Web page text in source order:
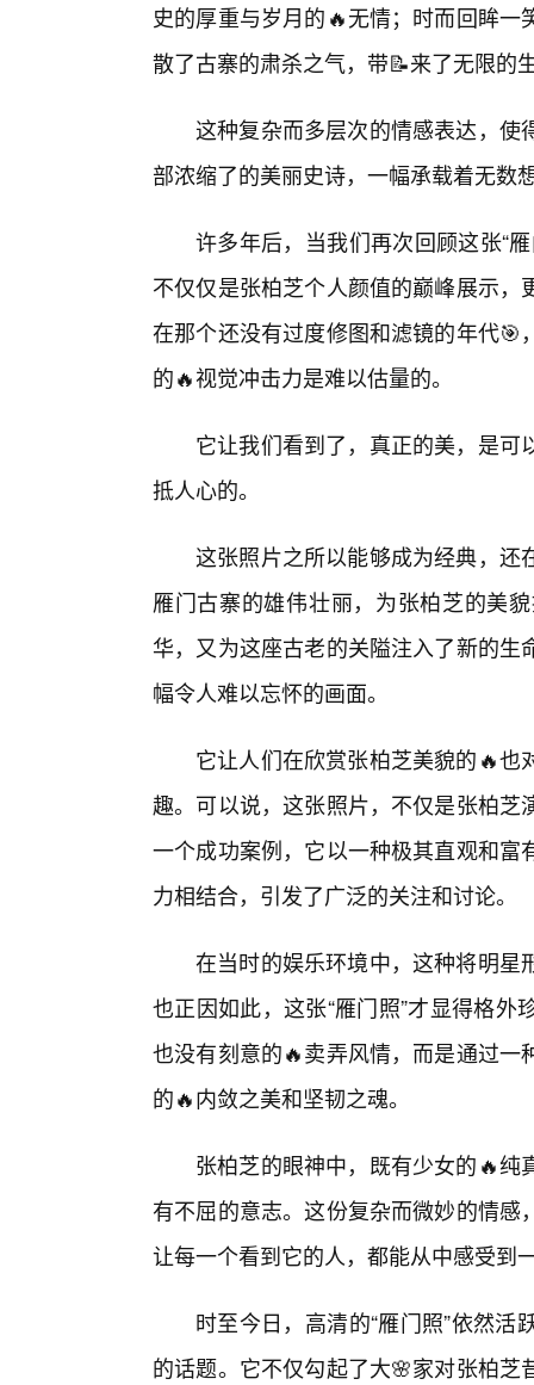
史的厚重与岁月的🔥无情；时而回眸
散了古寨的肃杀之气，带📝来了无限的
这种复杂而多层次的情感表达，使
部浓缩了的美丽史诗，一幅承载着无数
许多年后，当我们再次回顾这张“
不仅仅是张柏芝个人颜值的巅峰展示
在那个还没有过度修图和滤镜的年代
的🔥视觉冲击力是难以估量的。
它让我们看到了，真正的美，是
抵人心的。
这张照片之所以能够成为经典，还
雁门古寨的雄伟壮丽，为张柏芝的美
华，又为这座古老的关隘注入了新的
幅令人难以忘怀的画面。
它让人们在欣赏张柏芝美貌的🔥
趣。可以说，这张照片，不仅是张柏
一个成功案例，它以一种极其直观和
力相结合，引发了广泛的关注和讨论。
在当时的娱乐环境中，这种将明星
也正因如此，这张“雁门照”才显得格
也没有刻意的🔥卖弄风情，而是通过
的🔥内敛之美和坚韧之魂。
张柏芝的眼神中，既有少女的🔥
有不屈的意志。这份复杂而微妙的情
让每一个看到它的人，都能从中感受到
时至今日，高清的“雁门照”依然
的话题。它不仅勾起了大🌸家对张柏